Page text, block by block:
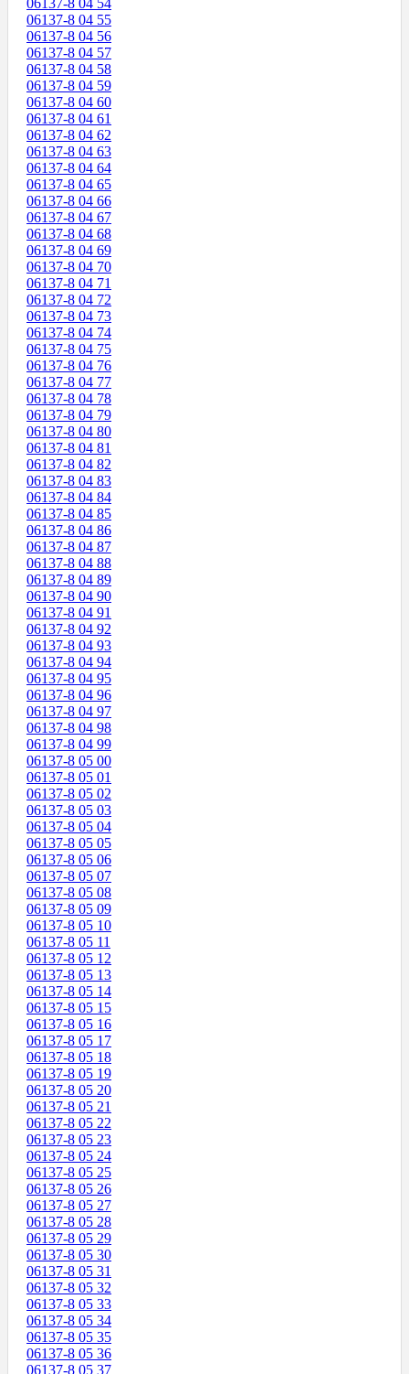
06137-8 04 54
06137-8 04 55
06137-8 04 56
06137-8 04 57
06137-8 04 58
06137-8 04 59
06137-8 04 60
06137-8 04 61
06137-8 04 62
06137-8 04 63
06137-8 04 64
06137-8 04 65
06137-8 04 66
06137-8 04 67
06137-8 04 68
06137-8 04 69
06137-8 04 70
06137-8 04 71
06137-8 04 72
06137-8 04 73
06137-8 04 74
06137-8 04 75
06137-8 04 76
06137-8 04 77
06137-8 04 78
06137-8 04 79
06137-8 04 80
06137-8 04 81
06137-8 04 82
06137-8 04 83
06137-8 04 84
06137-8 04 85
06137-8 04 86
06137-8 04 87
06137-8 04 88
06137-8 04 89
06137-8 04 90
06137-8 04 91
06137-8 04 92
06137-8 04 93
06137-8 04 94
06137-8 04 95
06137-8 04 96
06137-8 04 97
06137-8 04 98
06137-8 04 99
06137-8 05 00
06137-8 05 01
06137-8 05 02
06137-8 05 03
06137-8 05 04
06137-8 05 05
06137-8 05 06
06137-8 05 07
06137-8 05 08
06137-8 05 09
06137-8 05 10
06137-8 05 11
06137-8 05 12
06137-8 05 13
06137-8 05 14
06137-8 05 15
06137-8 05 16
06137-8 05 17
06137-8 05 18
06137-8 05 19
06137-8 05 20
06137-8 05 21
06137-8 05 22
06137-8 05 23
06137-8 05 24
06137-8 05 25
06137-8 05 26
06137-8 05 27
06137-8 05 28
06137-8 05 29
06137-8 05 30
06137-8 05 31
06137-8 05 32
06137-8 05 33
06137-8 05 34
06137-8 05 35
06137-8 05 36
06137-8 05 37